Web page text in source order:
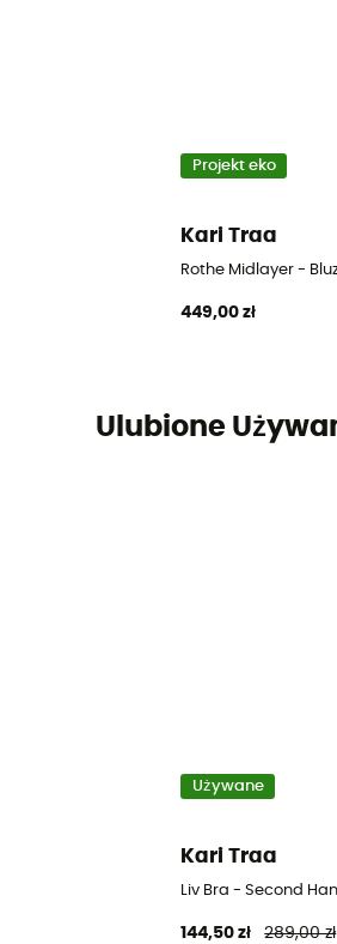
Projekt eko
Kari Traa
Rothe Midlayer -
449,00 zł
Ulubione
Używane
Kari Traa
Liv Bra - Second
144,50 zł 289,00 zł